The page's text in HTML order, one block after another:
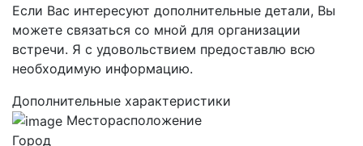
Если Вас интересуют дополнительные детали, Вы
можете связаться со мной для организации
встречи. Я с удовольствием предоставлю всю
необходимую информацию.
Дополнительные характеристики
Месторасположение
Город